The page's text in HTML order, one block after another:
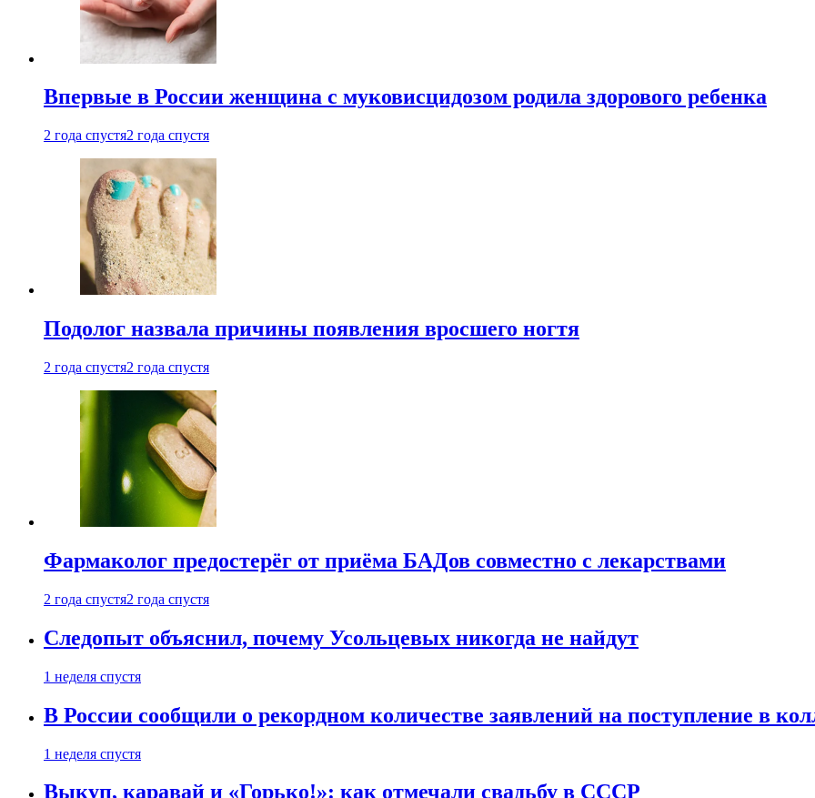
Впервые в России женщина с муковисцидозом родила здорового ребенка
2 года спустя2 года спустя
Подолог назвала причины появления вросшего ногтя
2 года спустя2 года спустя
Фармаколог предостерёг от приёма БАДов совместно с лекарствами
2 года спустя2 года спустя
Следопыт объяснил, почему Усольцевых никогда не найдут
1 неделя спустя
В России сообщили о рекордном количестве заявлений на поступление в
1 неделя спустя
Выкуп, каравай и «Горько!»: как отмечали свадьбу в СССР